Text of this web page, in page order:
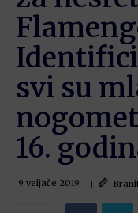
svi su
16.
9 veljače 2019.